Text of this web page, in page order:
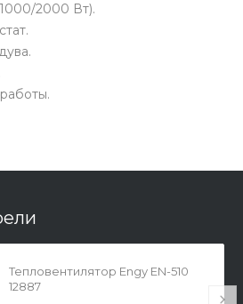
2000 Вт).
Тепловентилятор Engy EN-510
12887